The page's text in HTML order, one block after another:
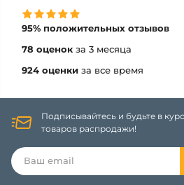
95% положительных отзывов
78 оценок за 3 месяца
924 оценки за все время
Подписывайтесь и будьте в
товаров распродажи!